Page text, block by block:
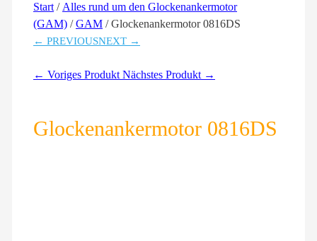
Start / Alles rund um den Glockenankermotor
(GAM) /GAM / Glockenankermotor 0816DS
← PREVIOUSNEXT →
← Voriges Produkt Nächstes Produkt →
Glockenankermotor 0816DS